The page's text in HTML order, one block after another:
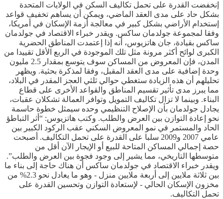
إنخفضت القدرة على تحمل تكاليف السكن في الولايات المتحدة
بشكل حاد على مدى العقد الماضي، ويمكن أن يساهم تخفيف قواعد
إستخدام الأراضي بشكل كبير في معالجة أزمة الإسكان في أمريكا،
وفقا لمجموعة جولدمان ساكس. ويقدر خبراء الاقتصاد في جولدمان
ساكس بقيادة، جان هاتزيوس، أنه إذا إعتمدت المناطق الحضرية
الكبرى لوائح أكثر مرونة مثل تلك الموجودة في الربع الأقل تقييدا من
المدن، فإن المعروض من المساكن سوف يتوسع بمقدار 2.5 مليون
وحدة إضافية على مدى العقد المقبل، وفقا لمذكرة بحثية. ويظهر
تحليلهم أن هذه الزيادة ستغطي حوالي ثلثي العجز المقدر في البلاد،
مما يبرز مدى تأثير تقسيم المناطق والقواعد الأخرى على قطاع
البناء. وبينما لا تزال تكاليف التمويل وتوافر العمالة تشكلان عقبات،
يجادل جولدمان بأن الإصلاح التنظيمي وحده سيمثل خطوة حاسمة
نحو إعادة التوازن بين العرض والطلب. وكتب هاتزيوس: “أثر التباطؤ
الحاد والمستمر في نمو المعروض السكني عقب الركود الكبير بين
عامي 2007 و2009 سلبا على القدرة على تحمل التكاليف. أصبحت
حصة إجمالي المساكن المتاحة للبيع أو الإيجار الآن أقل من
متوسطها التاريخي، مما يشير إلى وجود فجوة بين العرض والطلب”.
ويقدر خبراء الاقتصاد في جولدمان ساكس أن هناك حاجة إلى بناء ما
بين ثلاثة ملايين إلى أربعة ملايين منزل - وهو ما يعادل نحو 2.3% من
مخزون الإسكان الحالي - لإستعادة التوازن وتحسين القدرة على
تحمل التكاليف.